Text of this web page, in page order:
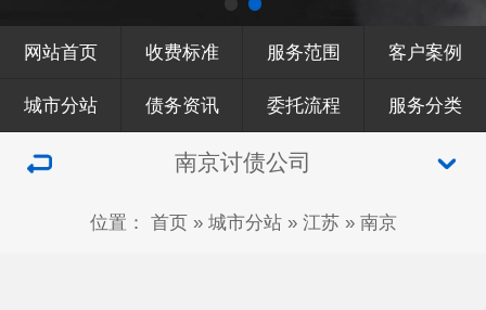
网站首页 收费标准 服务范围 客户案例
城市分站 债务资讯 委托流程 服务分类
南京讨债公司
位置： 首页» 城市分站» 江苏» 南京